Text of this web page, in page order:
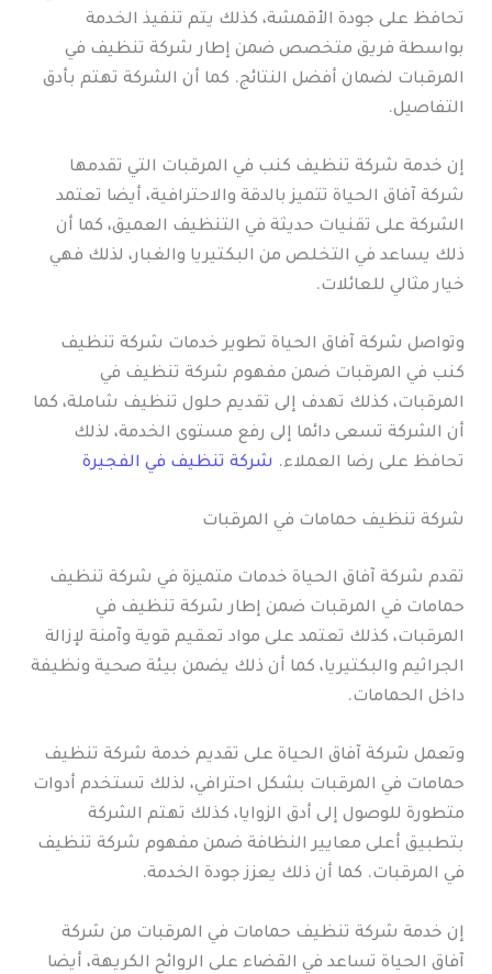
تحافظ على جودة الأقمشة، كذلك يتم تنفيذ الخدمة
بواسطة فريق متخصص ضمن إطار شركة تنظيف في
المرقبات لضمان أفضل النتائج. كما أن الشركة تهتم بأدق
التفاصيل.
إن خدمة شركة تنظيف كنب في المرقبات التي تقدمها
شركة آفاق الحياة تتميز بالدقة والاحترافية، أيضا تعتمد
الشركة على تقنيات حديثة في التنظيف العميق، كما أن
ذلك يساعد في التخلص من البكتيريا والغبار، لذلك فهي
خيار مثالي للعائلات.
وتواصل شركة آفاق الحياة تطوير خدمات شركة تنظيف
كنب في المرقبات ضمن مفهوم شركة تنظيف في
المرقبات، كذلك تهدف إلى تقديم حلول تنظيف شاملة، كما
أن الشركة تسعى دائما إلى رفع مستوى الخدمة، لذلك
تحافظ على رضا العملاء. شركة تنظيف في الفجيرة
شركة تنظيف حمامات في المرقبات
تقدم شركة آفاق الحياة خدمات متميزة في شركة تنظيف
حمامات في المرقبات ضمن إطار شركة تنظيف في
المرقبات، كذلك تعتمد على مواد تعقيم قوية وآمنة لإزالة
الجراثيم والبكتيريا، كما أن ذلك يضمن بيئة صحية ونظيفة
داخل الحمامات.
وتعمل شركة آفاق الحياة على تقديم خدمة شركة تنظيف
حمامات في المرقبات بشكل احترافي، لذلك تستخدم أدوات
متطورة للوصول إلى أدق الزوايا، كذلك تهتم الشركة
بتطبيق أعلى معايير النظافة ضمن مفهوم شركة تنظيف
في المرقبات. كما أن ذلك يعزز جودة الخدمة.
إن خدمة شركة تنظيف حمامات في المرقبات من شركة
آفاق الحياة تساعد في القضاء على الروائح الكريهة، أيضا